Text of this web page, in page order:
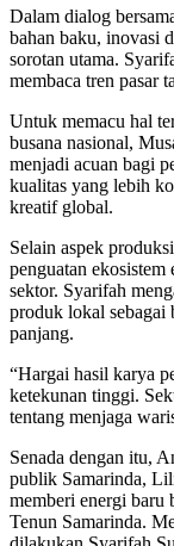
​Dalam dialog
bahan baku, inovasi
sorotan utama.
membaca tren pasar
​Untuk memacu hal
busana nasional,
menjadi acuan bagi
kualitas yang lebih
kreatif global.
​Selain aspek
penguatan
sektor. Syarifah
produk lokal sebagai
panjang.
​“Hargai hasil karya
ketekunan tinggi.
tentang menjaga
​Senada dengan itu,
publik Samarinda,
memberi energi baru
Tenun Samarinda.